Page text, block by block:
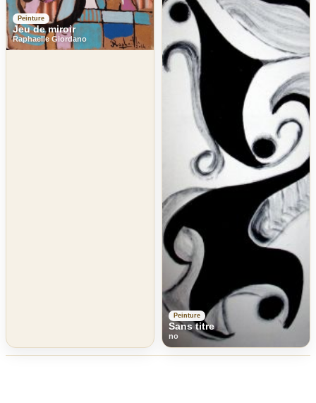
Peinture
Jeu de miroir
Raphaelle Giordano
Peinture
Sans titre
no